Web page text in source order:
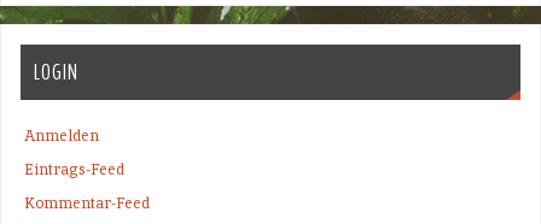
LOGIN
Anmelden
Eintrags-Feed
Kommentar-Feed